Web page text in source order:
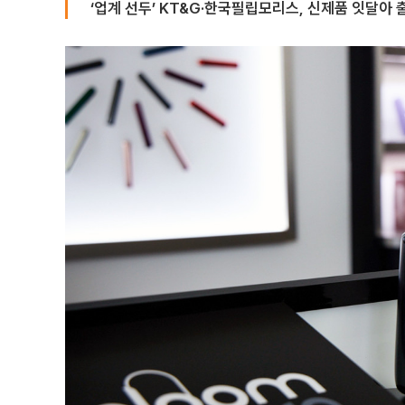
‘업계 선두’ KT&G·한국필립모리스, 신제품 잇달아